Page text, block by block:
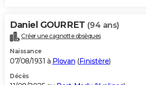
Daniel GOURRET (94 ans)
Créer une cagnotte obsèques
Naissance
07/08/1931 à Plovan (Finistère)
Décès